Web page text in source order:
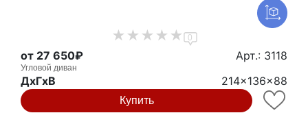
0
от 27 650₽ Арт.: 3118
Угловой диван
ДxГxВ 214x136x88
Купить